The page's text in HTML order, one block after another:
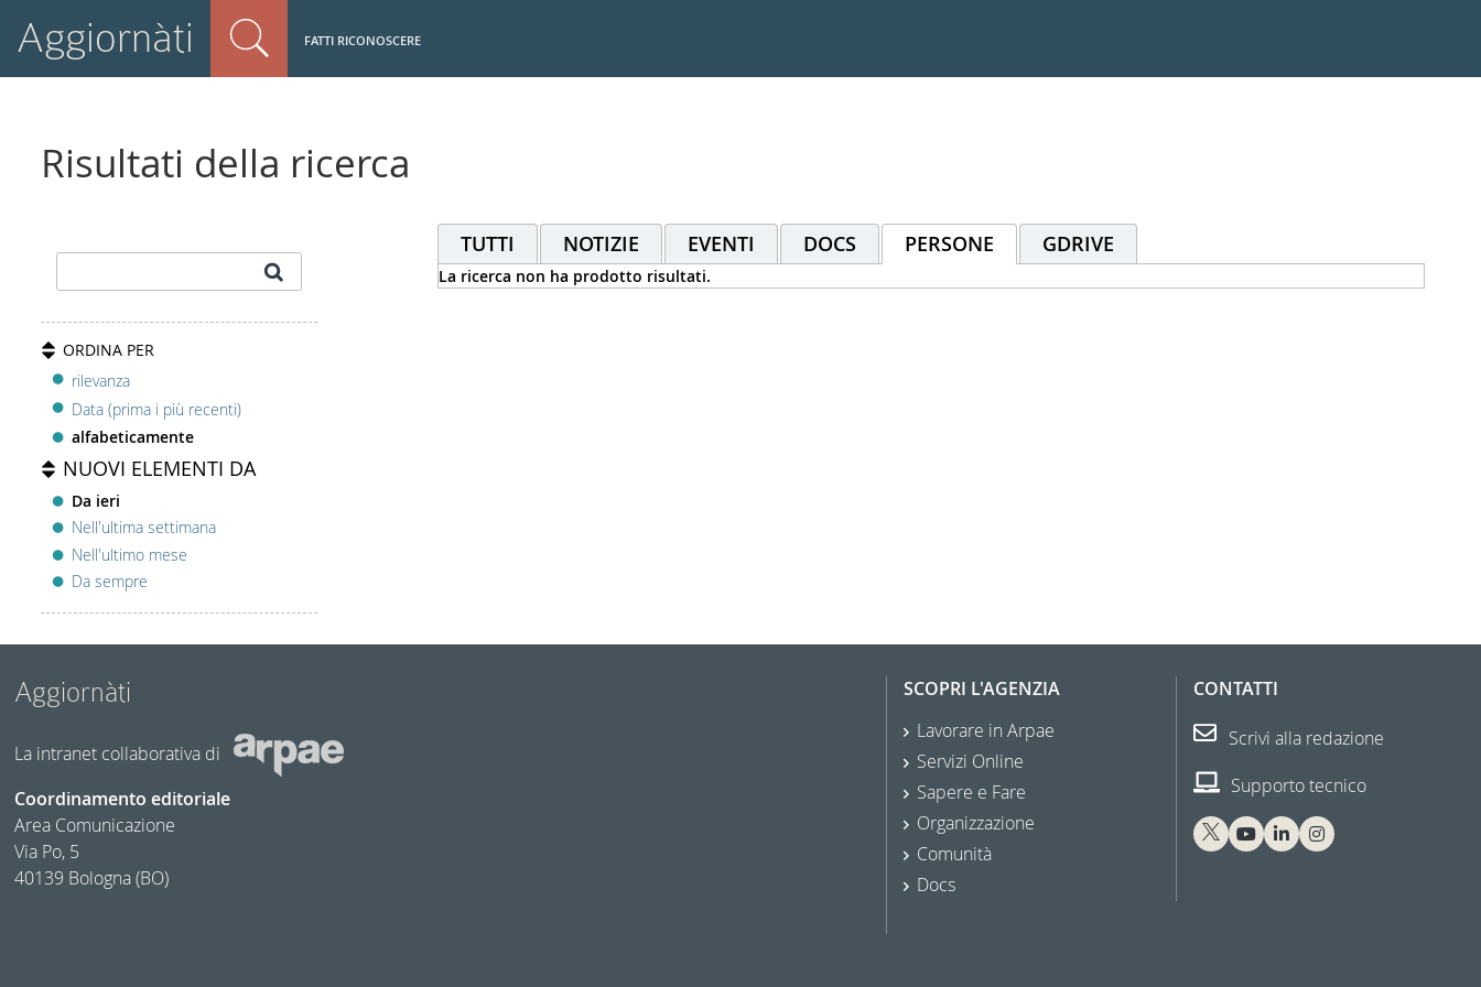
Aggiornàti FATTI RICONOSCERE
Risultati della ricerca
ORDINA PER
rilevanza
Data (prima i più recenti)
alfabeticamente
NUOVI ELEMENTI DA
Da ieri
Nell'ultima settimana
Nell'ultimo mese
Da sempre
TUTTI NOTIZIE EVENTI DOCS PERSONE GDRIVE
La ricerca non ha prodotto risultati.
Aggiornàti
La intranet collaborativa di
Coordinamento editoriale
Area Comunicazione
Via Po, 5
40139 Bologna (BO)
SCOPRI L'AGENZIA
Lavorare in Arpae
Servizi Online
Sapere e Fare
Organizzazione
Comunità
Docs
CONTATTI
Scrivi alla redazione
Supporto tecnico